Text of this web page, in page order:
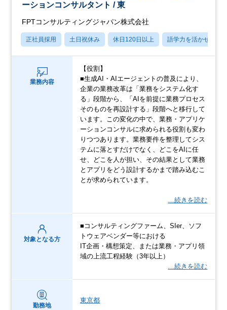
ーションコンサルタント / 東
FPTコンサルティングジャパン株式会社
正社員採用 土日祝休み 休日120日以上 語学力を活かせる
業務内容
【役割】
■生成AI・AIエージェントの普及により、
企業の業務改革は「業務をシステム化す
る」段階から、「AIを前提に業務プロセス
そのものを再設計する」段階へと移行して
います。この変化の中で、業務・アプリケ
ーションコンサルに求められる役割も変わ
りつつあります。業務要件を整理してシス
テムに落とすだけでなく、どこをAIに任
せ、どこを人が担い、その結果として業務
とアプリをどう設計するかまで踏み込むこ
とが求められています。
…続きを読む
対象となる方
■コンサルティングファーム、SIer、ソフ
トウェアベンダー等における
IT企画・構想策定、または業務・アプリ領
域の上流工程経験（3年以上）
…続きを読む
勤務地
東京都